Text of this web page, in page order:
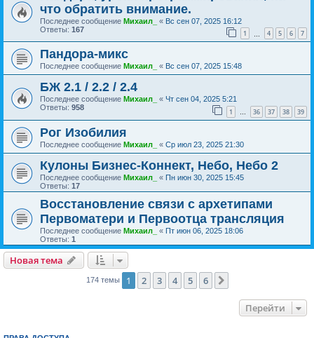
что обратить внимание.
Последнее сообщение Михаил_ « Вс сен 07, 2025 16:12
Ответы: 167 1 4 5 6 7
Пандора-микс
Последнее сообщение Михаил_ « Вс сен 07, 2025 15:48
БЖ 2.1 / 2.2 / 2.4
Последнее сообщение Михаил_ « Чт сен 04, 2025 5:21
Ответы: 958 1 … 36 37 38 39
Рог Изобилия
Последнее сообщение Михаил_ « Ср июл 23, 2025 21:30
Кулоны Бизнес-Коннект, Небо, Небо 2
Последнее сообщение Михаил_ « Пн июн 30, 2025 15:45
Ответы: 17
Восстановление связи с архетипами
Первоматери и Первоотца трансляция
Последнее сообщение Михаил_ « Пт июн 06, 2025 18:06
Ответы: 1
Новая тема
174 темы 1 2 3 4 5 6
Перейти